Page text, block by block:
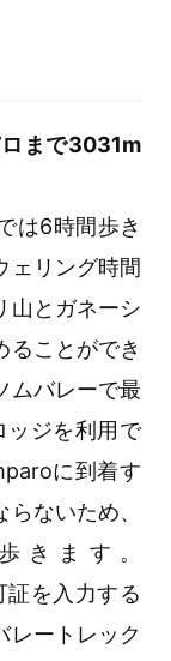
まで3031m
は6時間歩き
ェリング時間
山とガネーシ
ることができ
ムバレーで最
ッジを利用で
に到着す
ないため、
きます。
を入力する
レートレック